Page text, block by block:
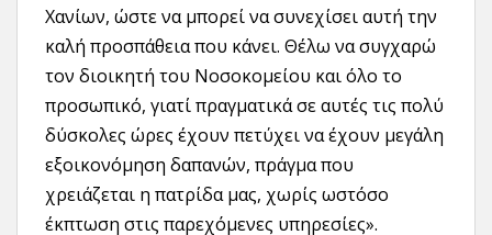
Χανίων, ώστε να μπορεί να συνεχίσει αυτή την
καλή προσπάθεια που κάνει. Θέλω να συγχαρώ
τον διοικητή του Νοσοκομείου και όλο το
προσωπικό, γιατί πραγματικά σε αυτές τις πολύ
δύσκολες ώρες έχουν πετύχει να έχουν μεγάλη
εξοικονόμηση δαπανών, πράγμα που
χρειάζεται η πατρίδα μας, χωρίς ωστόσο
έκπτωση στις παρεχόμενες υπηρεσίες».